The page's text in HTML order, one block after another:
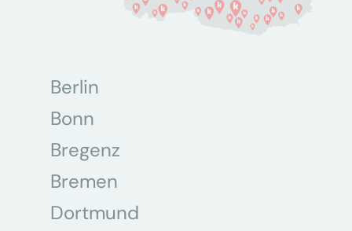
Berlin
Bonn
Bregenz
Bremen
Dortmund